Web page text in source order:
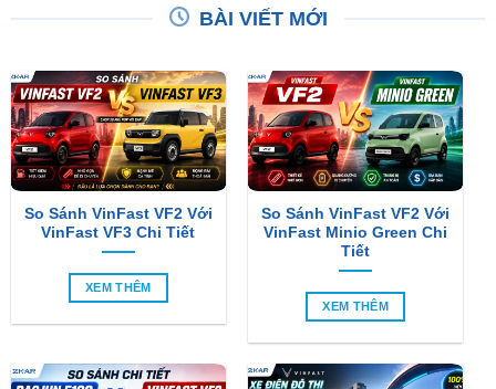
BÀI VIẾT MỚI
So Sánh VinFast VF2 Với
VinFast VF3 Chi Tiết
XEM THÊM
So Sánh VinFast VF2 Với
VinFast Minio Green Chi
Tiết
XEM THÊM